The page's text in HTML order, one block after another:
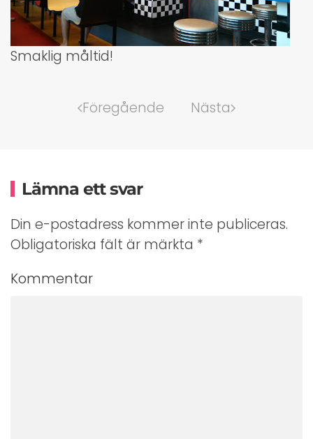
Smaklig måltid!
Föregående Nästa
Lämna ett svar
Din e-postadress kommer inte publiceras.
Obligatoriska fält är märkta *
Kommentar